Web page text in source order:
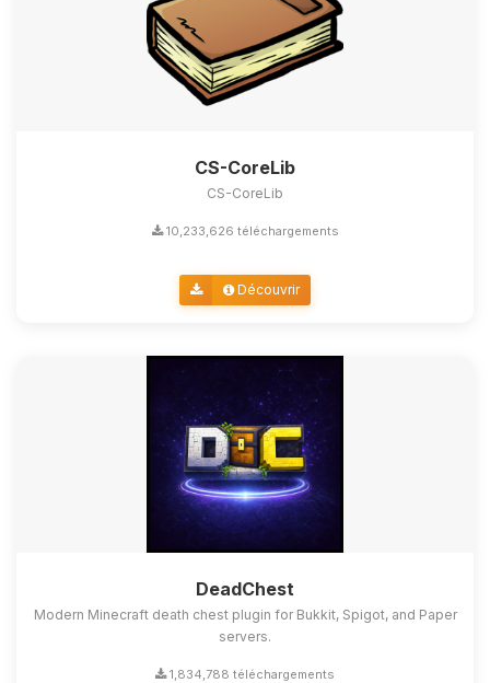
CS-CoreLib
CS-CoreLib
10,233,626 téléchargements
Découvrir
DeadChest
Modern Minecraft death chest plugin for Bukkit, Spigot, and Paper
servers.
1,834,788 téléchargements